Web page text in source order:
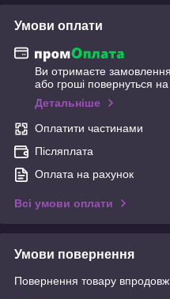
Умови оплати
Ви отримаєте замовлення
або гроші повернуться
Детальніше
Оплатити частинами
Післяплата
Оплата на рахунок
Всі умови оплати
Умови повернення
Повернення товару